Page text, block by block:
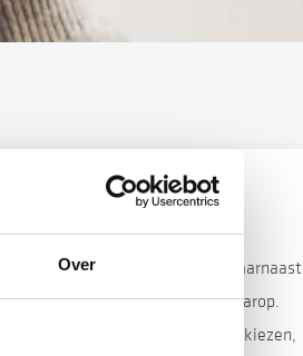
OverDe netbeheerder is daarnaast
inclusief de aansluitingen daarop.
voor een andere netbeheerder kiezen,